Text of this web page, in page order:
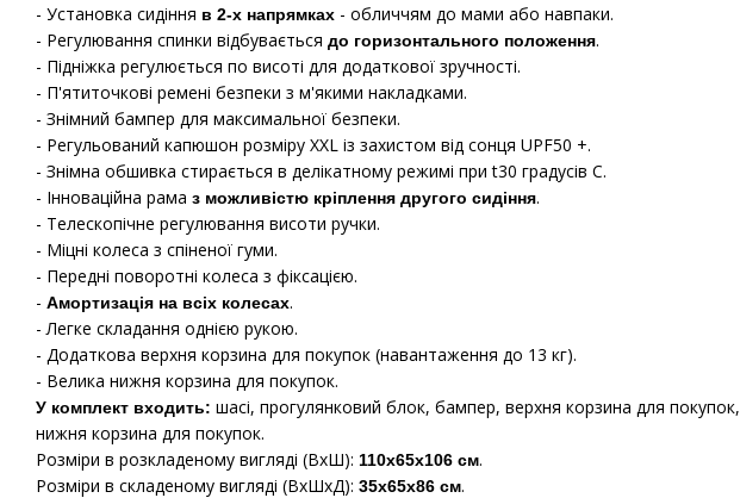
- Установка сидіння в 2-х напрямках - обличчям до мами або навпаки.
- Регулювання спинки відбувається до горизонтального положення.
- Підніжка регулюється по висоті для додаткової зручності.
- П'ятиточкові ремені безпеки з м'якими накладками.
- Знімний бампер для максимальної безпеки.
- Регульований капюшон розміру XXL із захистом від сонця UPF50 +.
- Знімна обшивка стирається в делікатному режимі при t30 градусів С.
- Інноваційна рама з можливістю кріплення другого сидіння.
- Телескопічне регулювання висоти ручки.
- Міцні колеса з спіненої гуми.
- Передні поворотні колеса з фіксацією.
- Амортизація на всіх колесах.
- Легке складання однією рукою.
- Додаткова верхня корзина для покупок (навантаження до 13 кг).
- Велика нижня корзина для покупок.
У комплект входить: шасі, прогулянковий блок, бампер, верхня корзина для покупок,
нижня корзина для покупок.
Розміри в розкладеному вигляді (ВхШ): 110х65х106 см.
Розміри в складеному вигляді (ВхШхД): 35х65х86 см.